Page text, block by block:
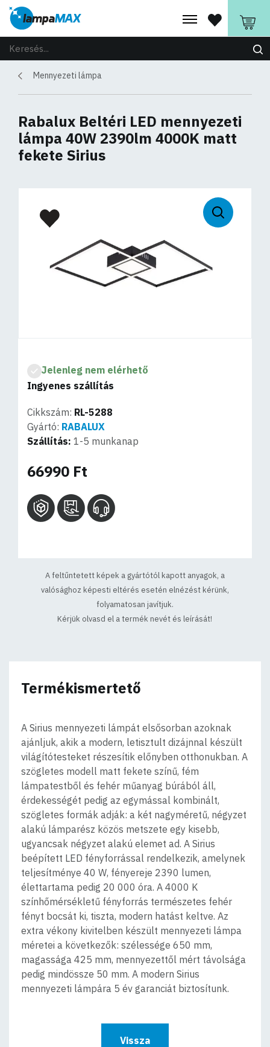
Mennyezeti lámpa
Rabalux Beltéri LED mennyezeti
lámpa 40W 2390lm 4000K matt
fekete Sirius
Jelenleg nem elérhető
Ingyenes szállítás
Cikkszám: RL-5288
Gyártó: RABALUX
Szállítás: 1-5 munkanap
66990 Ft
A feltűntetett képek a gyártótól kapott anyagok, a
valósághoz képesti eltérés esetén elnézést kérünk,
folyamatosan javítjuk.
Kérjük olvasd el a termék nevét és leírását!
Termékismertető
A Sirius mennyezeti lámpát elsősorban azoknak
ajánljuk, akik a modern, letisztult dizájnnal készült
világítótesteket részesítik előnyben otthonukban. A
szögletes modell matt fekete színű, fém
lámpatestből és fehér műanyag búrából áll,
érdekességét pedig az egymással kombinált,
szögletes formák adják: a két nagyméretű, négyzet
alakú lámparész közös metszete egy kisebb,
ugyancsak négyzet alakú elemet ad. A Sirius
beépített LED fényforrással rendelkezik, amelynek
teljesítménye 40 W, fényereje 2390 lumen,
élettartama pedig 20 000 óra. A 4000 K
színhőmérsékletű fényforrás természetes fehér
fényt bocsát ki, tiszta, modern hatást keltve. Az
extra vékony kivitelben készült mennyezeti lámpa
méretei a következők: szélessége 650 mm,
magassága 425 mm, mennyezettől mért távolsága
pedig mindössze 50 mm. A modern Sirius
mennyezeti lámpára 5 év garanciát biztosítunk.
Vissza